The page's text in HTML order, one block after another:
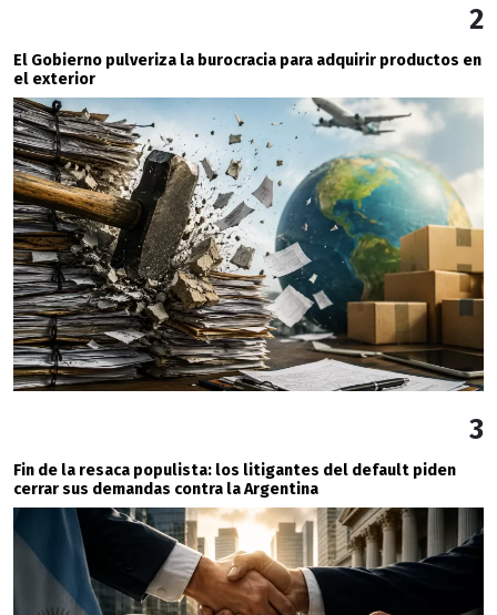
2
El Gobierno pulveriza la burocracia para adquirir productos en
el exterior
3
Fin de la resaca populista: los litigantes del default piden
cerrar sus demandas contra la Argentina